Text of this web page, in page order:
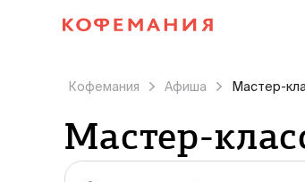
Кофемания Афиша Мастер-
Мастер-